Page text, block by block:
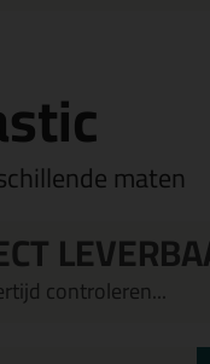
maten
controleren...